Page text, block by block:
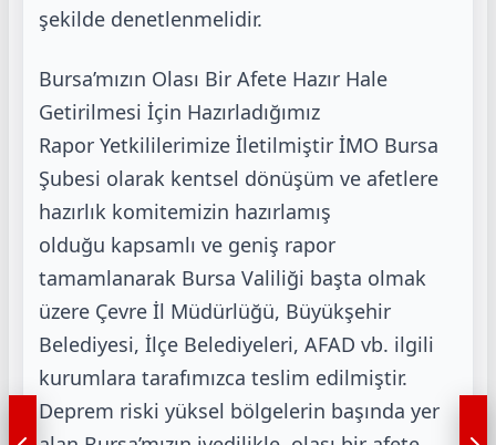
şekilde denetlenmelidir.
Bursa’mızın Olası Bir Afete Hazır Hale
Getirilmesi İçin Hazırladığımız
Rapor Yetkililerimize İletilmiştir İMO Bursa
Şubesi olarak kentsel dönüşüm ve afetlere
hazırlık komitemizin hazırlamış
olduğu kapsamlı ve geniş rapor
tamamlanarak Bursa Valiliği başta olmak
üzere Çevre İl Müdürlüğü, Büyükşehir
Belediyesi, İlçe Belediyeleri, AFAD vb. ilgili
kurumlara tarafımızca teslim edilmiştir.
Deprem riski yüksel bölgelerin başında yer